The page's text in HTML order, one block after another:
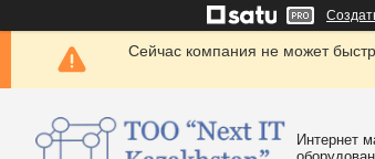
Сейчас компания не может
Интернет